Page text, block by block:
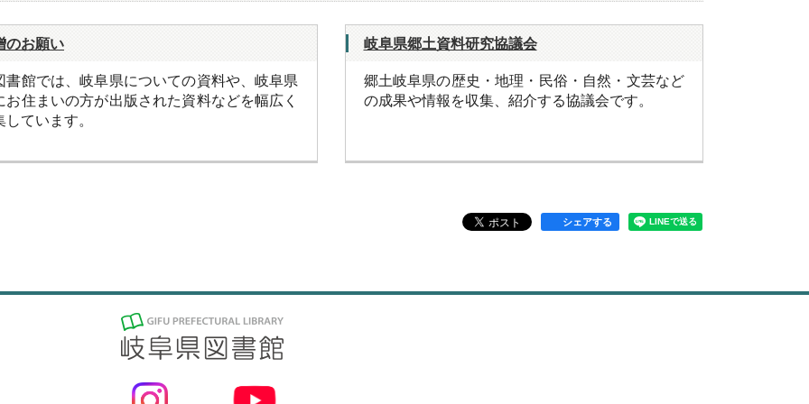
のお願い
書館では、岐阜県についての資料や、岐阜県
お住まいの方が出版された資料などを幅広く
しています。
岐阜県郷土資料研究協議会
郷土岐阜県の歴史・地理・民俗・自然・文芸など
の成果や情報を収集、紹介する協議会です。
シェアする